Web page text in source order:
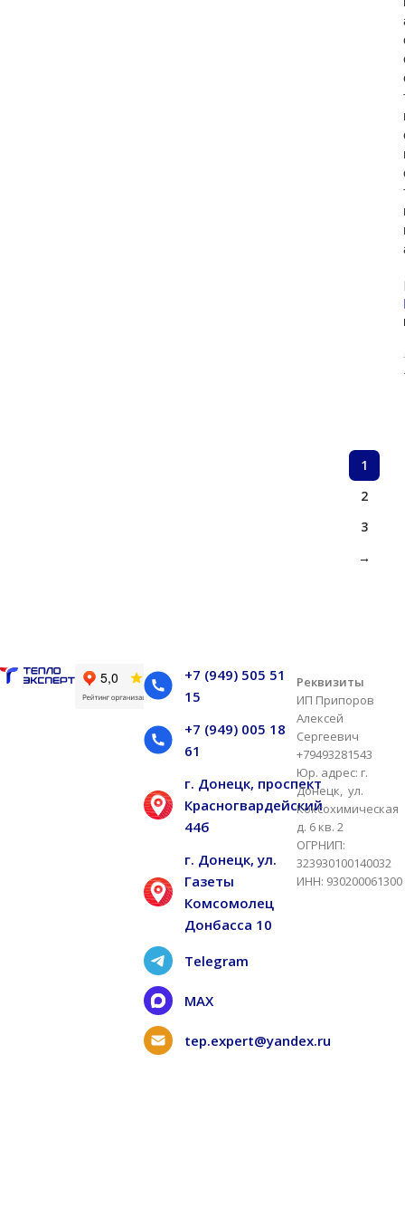
1
2
3
→
+7 (949) 505 51
15
+7 (949) 005 18
61
г. Донецк, проспект
Красногвардейский
44б
г. Донецк, ул.
Газеты
Комсомолец
Донбасса 10
Telegram
MAX
tep.expert@yandex.ru
Реквизиты
ИП Припоров
Алексей
Сергеевич
+79493281543
Юр. адрес: г.
Донецк, ул.
Коксохимическая
д. 6 кв. 2
ОГРНИП:
323930100140032
ИНН: 930200061300